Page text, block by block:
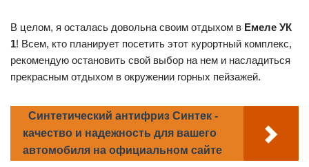
В целом, я осталась довольна своим отдыхом в Емеле УК
1! Всем, кто планирует посетить этот курортный комплекс,
рекомендую остановить свой выбор на нем и насладиться
прекрасным отдыхом в окружении горных пейзажей.
Синтетический антифриз Синтек -
качество и надежность для вашего
автомобиля на официальном сайте